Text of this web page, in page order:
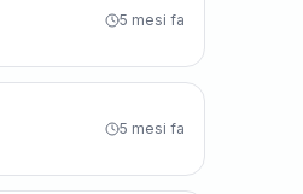
5 mesi fa
5 mesi fa